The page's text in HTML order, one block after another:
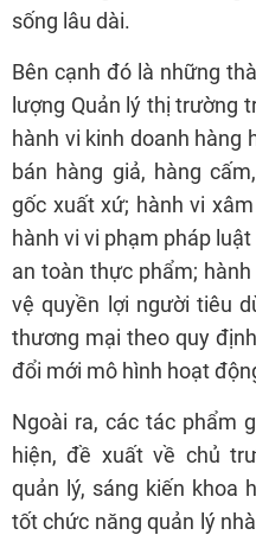
sống lâu dài.
Bên cạnh đó là những
lượng Quản lý thị trường
hành vi kinh doanh hàng
bán hàng giả, hàng
gốc xuất xứ; hành vi
hành vi vi phạm pháp
an toàn thực phẩm;
vệ quyền lợi người tiêu
thương mại theo quy
đổi mới mô hình hoạt
Ngoài ra, các tác phẩm
hiện, đề xuất về chủ
quản lý, sáng kiến khoa
tốt chức năng quản lý